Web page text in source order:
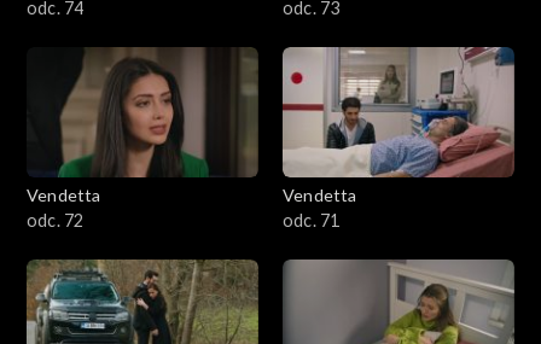
odc. 74 odc. 73
Vendetta
odc. 72
Vendetta
odc. 71